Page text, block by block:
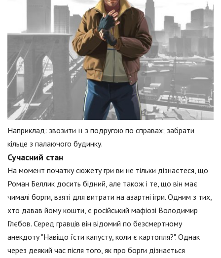
Наприклад: звозити її з подругою по справах; забрати
кільце з палаючого будинку.
Сучасний стан
На момент початку сюжету гри ви не тільки дізнаєтеся, що
Роман Беллик досить бідний, але також і те, що він має
чималі борги, взяті для витрати на азартні ігри. Одним з тих,
хто давав йому кошти, є російський мафіозі Володимир
Глєбов. Серед гравців він відомий по безсмертному
анекдоту "Навіщо їсти капусту, коли є картопля?". Однак
через деякий час після того, як про борги дізнається